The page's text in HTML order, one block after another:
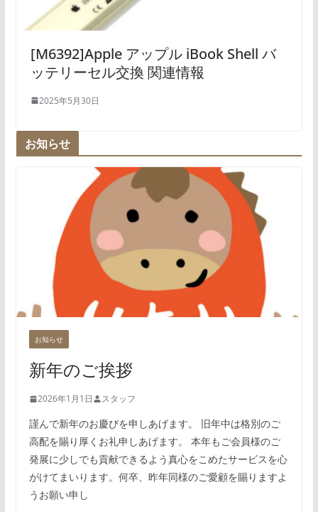
[M6392]Apple アップル iBook Shell バ
ッテリーセル交換 関連情報
2025年5月30日
お知らせ
お知らせ
新年のご挨拶
2026年1月1日 スタッフ
謹んで新年のお慶びを申しあげます。 旧年中は格別のご
高配を賜り厚くお礼申しあげます。 本年もご会員様のご
発展に少しでも貢献できるよう真心をこめたサービスを心
がけてまいります。何卒、昨年同様のご愛顧を賜りますよ
うお願い申し